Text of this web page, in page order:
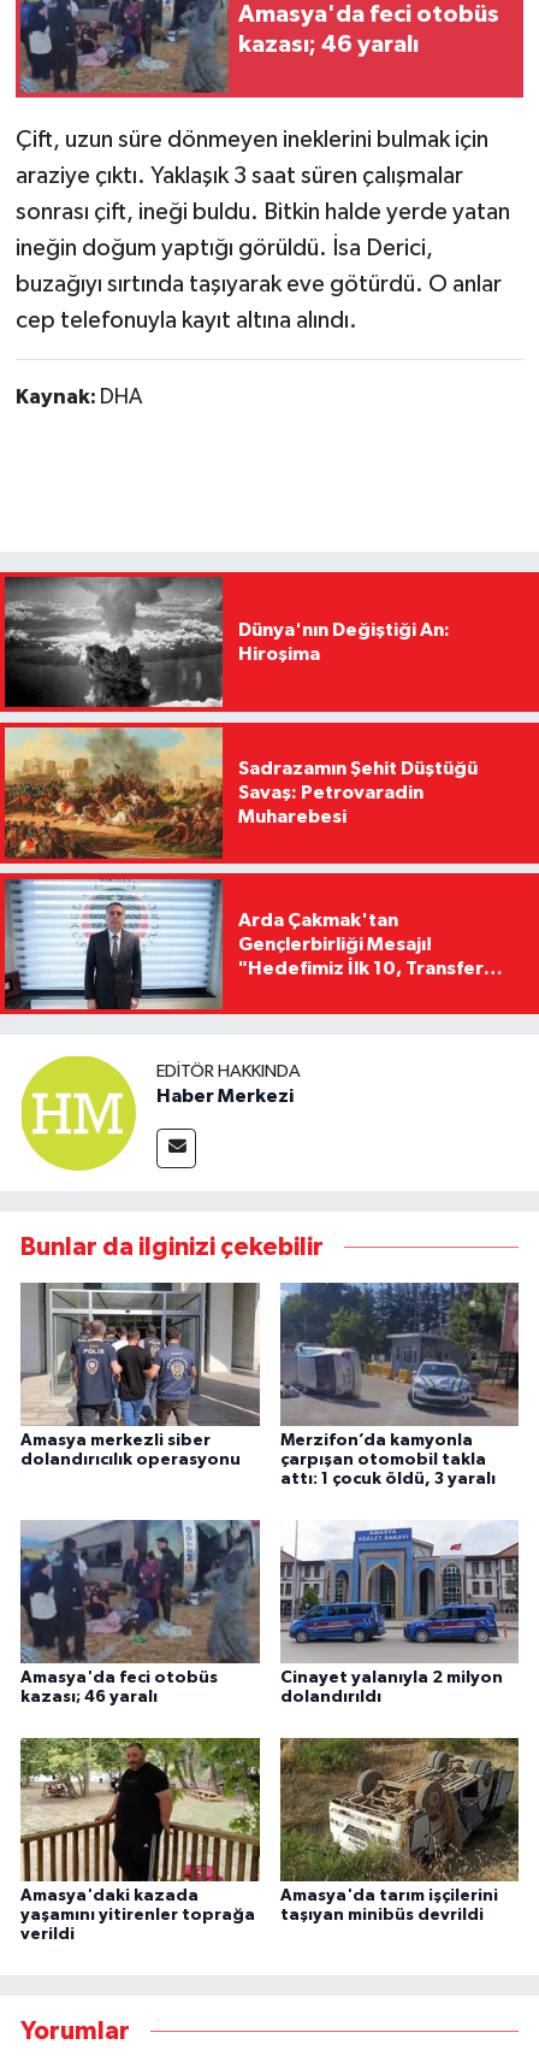
Amasya'da feci otobüs
kazası; 46 yaralı
Çift, uzun süre dönmeyen ineklerini bulmak için
araziye çıktı. Yaklaşık 3 saat süren çalışmalar
sonrası çift, ineği buldu. Bitkin halde yerde yatan
ineğin doğum yaptığı görüldü. İsa Derici,
buzağıyı sırtında taşıyarak eve götürdü. O anlar
cep telefonuyla kayıt altına alındı.
Kaynak: DHA
Dünya'nın Değiştiği An:
Hiroşima
Sadrazamın Şehit Düştüğü
Savaş: Petrovaradin
Muharebesi
Arda Çakmak'tan
Gençlerbirliği Mesajı!
"Hedefimiz İlk 10, Transfer
Kaldıracağız"
EDITÖR HAKKINDA
Haber Merkezi
Bunlar da ilginizi çekebilir
Amasya merkezli siber
dolandırıcılık operasyonu
Merzifon’da kamyonla
çarpışan otomobil takla
attı: 1 çocuk öldü, 3 yaralı
Amasya'da feci otobüs
kazası; 46 yaralı
Cinayet yalanıyla 2 milyon
dolandırıldı
Amasya'daki kazada
yaşamını yitirenler toprağa
verildi
Amasya'da tarım işçilerini
taşıyan minibüs devrildi
Yorumlar